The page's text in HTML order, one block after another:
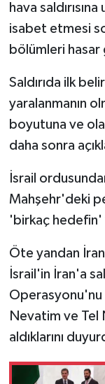
hava
isabet etmesi
bölümleri
Saldırıda ilk
yaralanmanın
boyutuna ve
daha sonra
İsrail
Mahşehr'deki
'birkaç
Öte yandan
İsrail'in İran'a
Operasyonu'nu
Nevatim ve Tel
aldıklarını